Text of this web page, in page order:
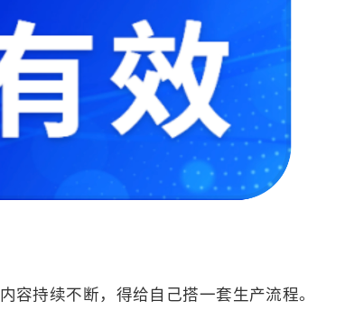
容持续不断，得给自己搭一套生产流程。